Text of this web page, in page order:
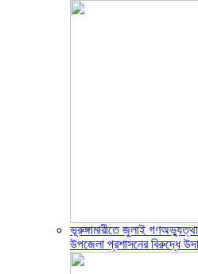
ভূরুঙ্গামারীতে জুলাই
উপজেলা প্রশাসনের বিরুদ্ধে